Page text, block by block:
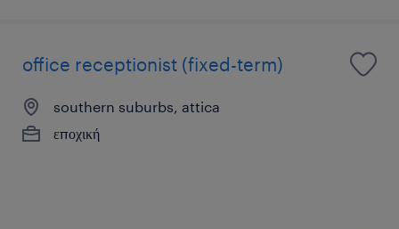
office receptionist (fixed-term)
southern suburbs, attica
εποχική